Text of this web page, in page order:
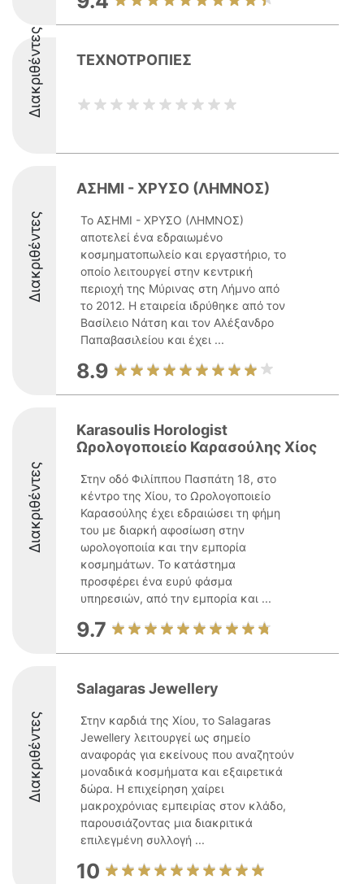
Διακριθέντες ΤΕΧΝΟΤΡΟΠΙΕΣ
Διακριθέντες
ΑΣΗΜΙ - ΧΡΥΣΟ (ΛΗΜΝΟΣ)
Το ΑΣΗΜΙ - ΧΡΥΣΟ (ΛΗΜΝΟΣ)
αποτελεί ένα εδραιωμένο
κοσμηματοπωλείο και εργαστήριο, το
οποίο λειτουργεί στην κεντρική
περιοχή της Μύρινας στη Λήμνο από
το 2012. Η εταιρεία ιδρύθηκε από τον
Βασίλειο Νάτση και τον Αλέξανδρο
Παπαβασιλείου και έχει ...
8.9
Διακριθέντες
Karasoulis Horologist
Ωρολογοποιείο Καρασούλης Χίος
Στην οδό Φιλίππου Πασπάτη 18, στο
κέντρο της Χίου, το Ωρολογοποιείο
Καρασούλης έχει εδραιώσει τη φήμη
του με διαρκή αφοσίωση στην
ωρολογοποιία και την εμπορία
κοσμημάτων. Το κατάστημα
προσφέρει ένα ευρύ φάσμα
υπηρεσιών, από την εμπορία και ...
9.7
Διακριθέντες
Salagaras Jewellery
Στην καρδιά της Χίου, το Salagaras
Jewellery λειτουργεί ως σημείο
αναφοράς για εκείνους που αναζητούν
μοναδικά κοσμήματα και εξαιρετικά
δώρα. Η επιχείρηση χαίρει
μακροχρόνιας εμπειρίας στον κλάδο,
παρουσιάζοντας μια διακριτικά
επιλεγμένη συλλογή ...
10